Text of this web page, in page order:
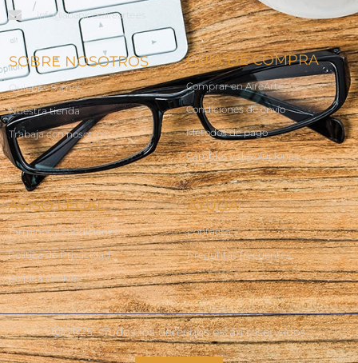
info@abanicosairearte.es
SOBRE NOSOTROS
Quienes Somos
Nuestra tienda
Trabaja con nosotros
GUÍA DE COMPRA
Comprar en AireArte
Condiciones de envío
Métodos de pago
Cambios y devoluciones
AVISO LEGAL
Terminos y condiciones
Política de Privacidad
Política Cookies
AYUDA
Contacto
Preguntas frecuentes
Ⓒ 2025 - Todos los derechos están reservados